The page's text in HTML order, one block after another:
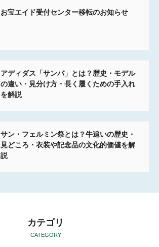
お宝エイド受付センター移転のお知らせ
アディダス「サンバ」とは？歴史・モデル
の違い・見分け方・長く履くための手入れ
を解説
サン・フェルミン祭とは？牛追いの歴史・
見どころ・衣装や記念品の文化的価値を解
説
カテゴリ
CATEGORY